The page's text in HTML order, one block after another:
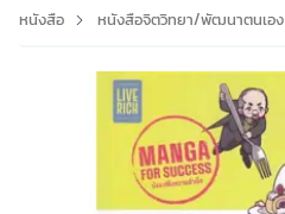
หนังสือ หนังสือจิตวิทยา/พัฒนาตนเอง